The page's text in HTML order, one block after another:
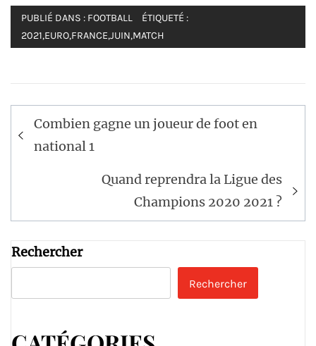
PUBLIÉ DANS : FOOTBALL
ÉTIQUETÉ :
2021,EURO,FRANCE,JUIN,MATCH
Navigation
de
Combien gagne un joueur de foot en
national 1
Quand reprendra la Ligue des
Champions 2020 2021 ?
Rechercher
Rechercher